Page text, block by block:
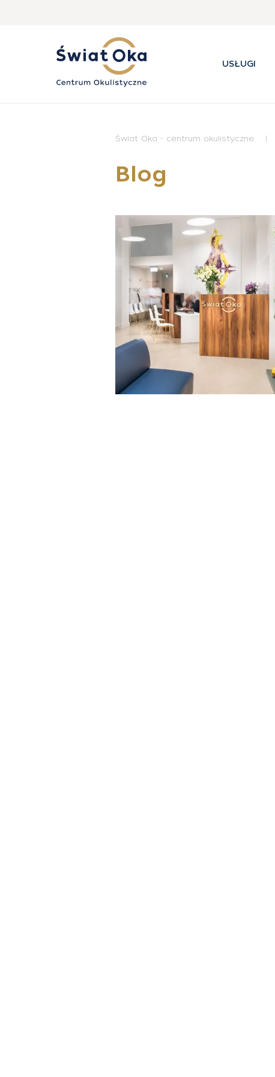
USŁUGI
Świat Oka - centrum okulistyczne
Blog